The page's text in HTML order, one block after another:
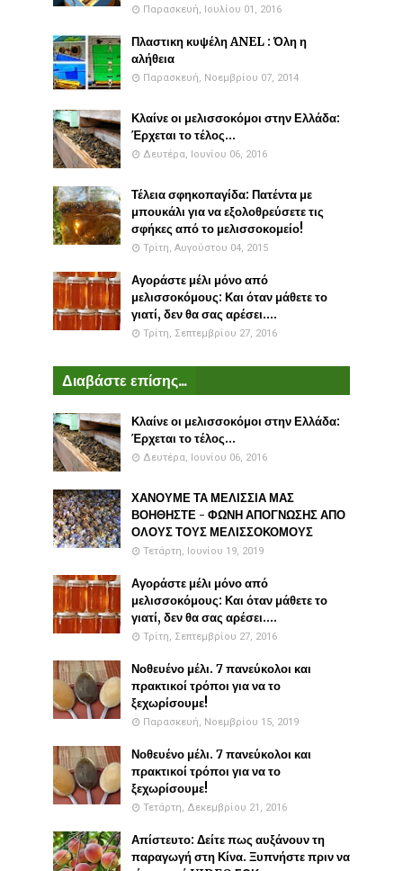
Παρασκευή, Ιουλίου 01, 2016
Πλαστικη κυψέλη ANEL : Όλη η
αλήθεια
Παρασκευή, Νοεμβρίου 07, 2014
Κλαίνε οι μελισσοκόμοι στην Ελλάδα:
Έρχεται το τέλος...
Δευτέρα, Ιουνίου 06, 2016
Τέλεια σφηκοπαγίδα: Πατέντα με
μπουκάλι για να εξολοθρεύσετε τις
σφήκες από το μελισσοκομείο!
Τρίτη, Αυγούστου 04, 2015
Αγοράστε μέλι μόνο από
μελισσοκόμους: Και όταν μάθετε το
γιατί, δεν θα σας αρέσει....
Τρίτη, Σεπτεμβρίου 27, 2016
Διαβάστε επίσης...
Κλαίνε οι μελισσοκόμοι στην Ελλάδα:
Έρχεται το τέλος...
Δευτέρα, Ιουνίου 06, 2016
ΧΑΝΟΥΜΕ ΤΑ ΜΕΛΙΣΣΙΑ ΜΑΣ
ΒΟΗΘΗΣΤΕ - ΦΩΝΗ ΑΠΟΓΝΩΣΗΣ ΑΠΟ
ΟΛΟΥΣ ΤΟΥΣ ΜΕΛΙΣΣΟΚΟΜΟΥΣ
Τετάρτη, Ιουνίου 19, 2019
Αγοράστε μέλι μόνο από
μελισσοκόμους: Και όταν μάθετε το
γιατί, δεν θα σας αρέσει....
Τρίτη, Σεπτεμβρίου 27, 2016
Νοθευένο μέλι. 7 πανεύκολοι και
πρακτικοί τρόποι για να το
ξεχωρίσουμε!
Παρασκευή, Νοεμβρίου 15, 2019
Νοθευένο μέλι. 7 πανεύκολοι και
πρακτικοί τρόποι για να το
ξεχωρίσουμε!
Τετάρτη, Δεκεμβρίου 21, 2016
Απίστευτο: Δείτε πως αυξάνουν τη
παραγωγή στη Κίνα. Ξυπνήστε πριν να